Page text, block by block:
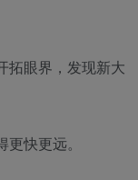
拓眼界，发现新大
快更远。